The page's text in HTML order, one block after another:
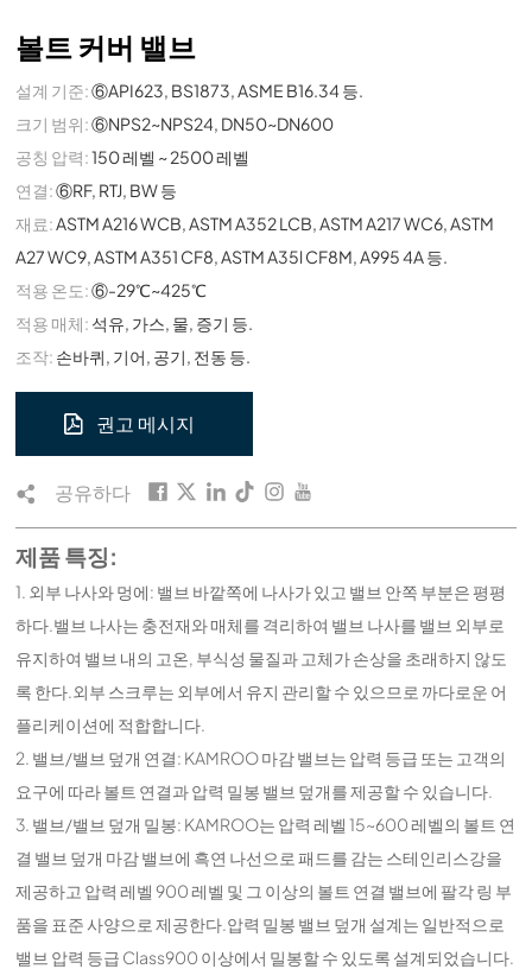
볼트 커버 밸브
설계 기준:⑥API623, BS1873, ASME B16.34 등.
크기 범위:⑥NPS2~NPS24, DN50~DN600
공칭 압력:150 레벨 ~ 2500 레벨
연결:⑥RF, RTJ, BW 등
재료: ASTM A216 WCB, ASTM A352 LCB, ASTM A217 WC6, ASTM
A27 WC9, ASTM A351 CF8, ASTM A35l CF8M, A995 4A 등.
적용 온도:⑥-29℃~425℃
적용 매체: 석유, 가스, 물, 증기 등.
조작: 손바퀴, 기어, 공기, 전동 등.
권고 메시지
공유하다
제품 특징:
1. 외부 나사와 멍에: 밸브 바깥쪽에 나사가 있고 밸브 안쪽 부분은 평평
하다.밸브 나사는 충전재와 매체를 격리하여 밸브 나사를 밸브 외부로
유지하여 밸브 내의 고온, 부식성 물질과 고체가 손상을 초래하지 않도
록 한다.외부 스크루는 외부에서 유지 관리할 수 있으므로 까다로운 어
플리케이션에 적합합니다.
2. 밸브/밸브 덮개 연결: KAMROO 마감 밸브는 압력 등급 또는 고객의
요구에 따라 볼트 연결과 압력 밀봉 밸브 덮개를 제공할 수 있습니다.
3. 밸브/밸브 덮개 밀봉: KAMROO는 압력 레벨 15~600 레벨의 볼트 연
결 밸브 덮개 마감 밸브에 흑연 나선으로 패드를 감는 스테인리스강을
제공하고 압력 레벨 900 레벨 및 그 이상의 볼트 연결 밸브에 팔각 링 부
품을 표준 사양으로 제공한다.압력 밀봉 밸브 덮개 설계는 일반적으로
밸브 압력 등급 Class900 이상에서 밀봉할 수 있도록 설계되었습니다.